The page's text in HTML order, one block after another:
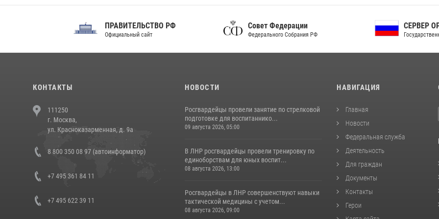
ПРАВИТЕЛЬСТВО РФ
Официальный сайт
Совет Федерации
Федерального Собрания РФ
СЕРВЕР ОРГАНОВ
Государственной власти РФ
КОНТАКТЫ
111250
г. Москва,
ул. Красноказарменная, д. 9а
8 800 350 08 97 (автоинформатор)
+7 495 361 84 11
+7 495 622 39 11
НОВОСТИ
Росгвардейцы провели занятие по стрелковой
подготовке для воспитаннико...
09 августа 2026, 05:00
В ЛНР росгвардейцы провели тренировку по
единоборствам для юных воспит...
08 августа 2026, 13:00
Росгвардейцы в ЛНР совершенствуют навыки
тактической медицины с учетом...
08 августа 2026, 09:00
НАВИГАЦИЯ
Главная
Новости
Федеральная служба
Деятельность
Для граждан
Документы
Контакты
Герои